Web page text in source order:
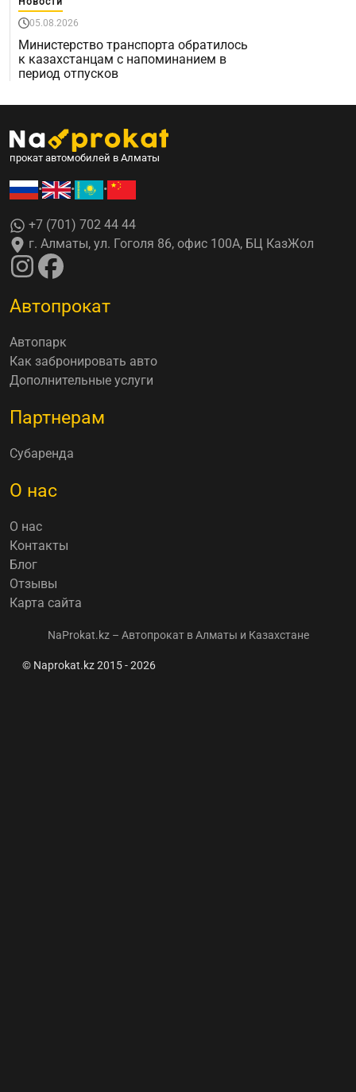
05.08.2026
Министерство транспорта обратилось
к казахстанцам с напоминанием в
период отпусков
прокат автомобилей в Алматы
• • •
+7 (701) 702 44 44
г. Алматы, ул. Гоголя 86, офис 100А, БЦ КазЖол
Автопрокат
Автопарк
Как забронировать авто
Дополнительные услуги
Партнерам
Субаренда
О нас
О нас
Контакты
Блог
Отзывы
Карта сайта
NaProkat.kz – Автопрокат в Алматы и Казахстане
© Naprokat.kz 2015 - 2026